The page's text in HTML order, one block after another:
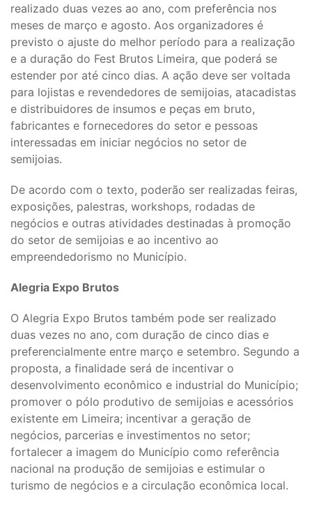
realizado duas vezes ao ano, com preferência nos
meses de março e agosto. Aos organizadores é
previsto o ajuste do melhor período para a realização
e a duração do Fest Brutos Limeira, que poderá se
estender por até cinco dias. A ação deve ser voltada
para lojistas e revendedores de semijoias, atacadistas
e distribuidores de insumos e peças em bruto,
fabricantes e fornecedores do setor e pessoas
interessadas em iniciar negócios no setor de
semijoias.
De acordo com o texto, poderão ser realizadas feiras,
exposições, palestras, workshops, rodadas de
negócios e outras atividades destinadas à promoção
do setor de semijoias e ao incentivo ao
empreendedorismo no Município.
Alegria Expo Brutos
O Alegria Expo Brutos também pode ser realizado
duas vezes no ano, com duração de cinco dias e
preferencialmente entre março e setembro. Segundo a
proposta, a finalidade será de incentivar o
desenvolvimento econômico e industrial do Município;
promover o pólo produtivo de semijoias e acessórios
existente em Limeira; incentivar a geração de
negócios, parcerias e investimentos no setor;
fortalecer a imagem do Município como referência
nacional na produção de semijoias e estimular o
turismo de negócios e a circulação econômica local.